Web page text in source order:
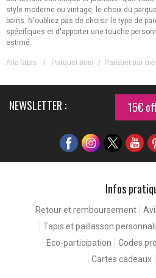
Continuer sans accepter
rencontrez nos cookies. Ceux-ci nous
style moderne ou vintage, le choix du
bains. N'oubliez pas de choisir le type de
spécifiques et d'apporter une touche
estimé.
AlloTapis / Parquet bois / Parquet par
NEWSLETTER : 15€
Infos
Retour et remboursement
Tapis et paillasson
Eco-participation
Codes
Cartes cadeaux